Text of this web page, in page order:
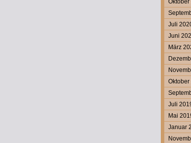
Juli
Juni
März
Oktober
Juli
Mai
Januar